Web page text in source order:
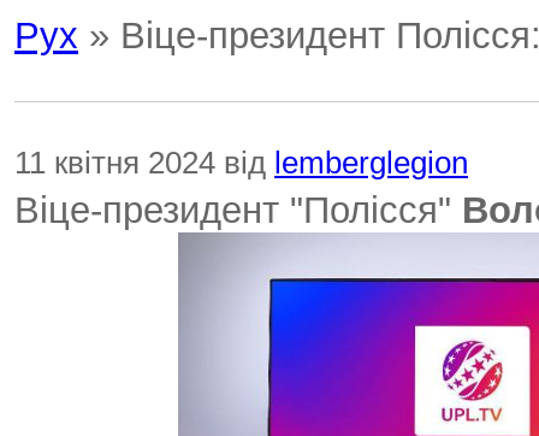
Рух » Віце-президент
11 квітня 2024 від lemberglegion
Віце-президент "Полісся"